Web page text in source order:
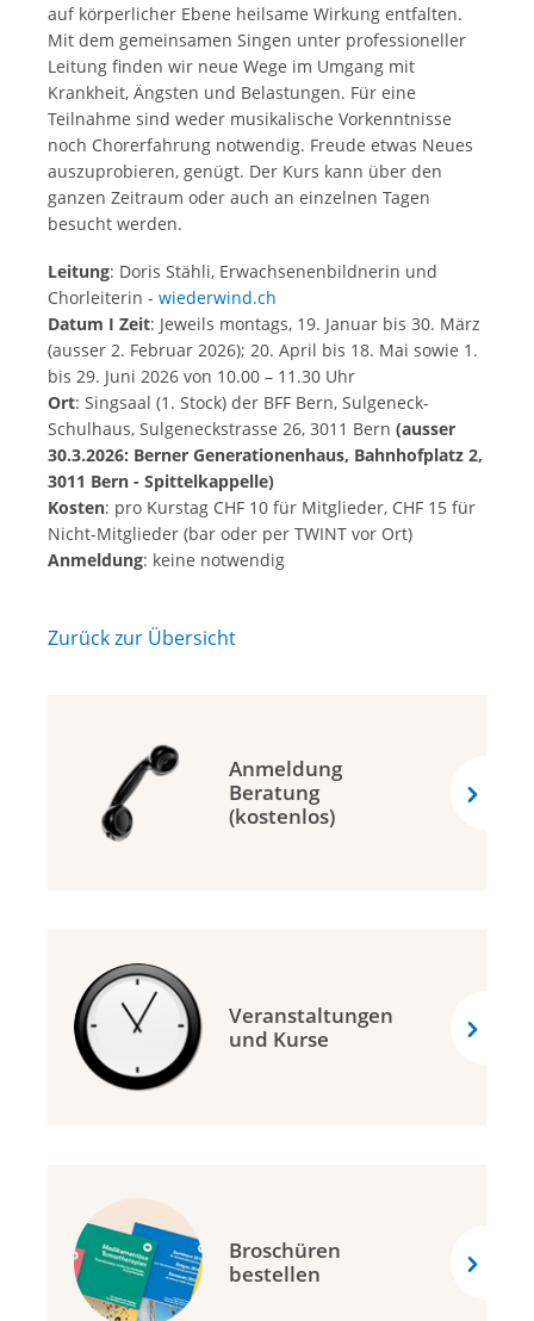
auf körperlicher Ebene heilsame Wirkung entfalten.
Mit dem gemeinsamen Singen unter professioneller
Leitung finden wir neue Wege im Umgang mit
Krankheit, Ängsten und Belastungen. Für eine
Teilnahme sind weder musikalische Vorkenntnisse
noch Chorerfahrung notwendig. Freude etwas Neues
auszuprobieren, genügt. Der Kurs kann über den
ganzen Zeitraum oder auch an einzelnen Tagen
besucht werden.
Leitung: Doris Stähli, Erwachsenenbildnerin und
Chorleiterin - wiederwind.ch
Datum I Zeit: Jeweils montags, 19. Januar bis 30. März
(ausser 2. Februar 2026); 20. April bis 18. Mai sowie 1.
bis 29. Juni 2026 von 10.00 – 11.30 Uhr
Ort: Singsaal (1. Stock) der BFF Bern, Sulgeneck-
Schulhaus, Sulgeneckstrasse 26, 3011 Bern (ausser
30.3.2026: Berner Generationenhaus, Bahnhofplatz 2,
3011 Bern - Spittelkappelle)
Kosten: pro Kurstag CHF 10 für Mitglieder, CHF 15 für
Nicht-Mitglieder (bar oder per TWINT vor Ort)
Anmeldung: keine notwendig
Zurück zur Übersicht
Anmeldung
Beratung
(kostenlos)
Veranstaltungen
und Kurse
Broschüren
bestellen